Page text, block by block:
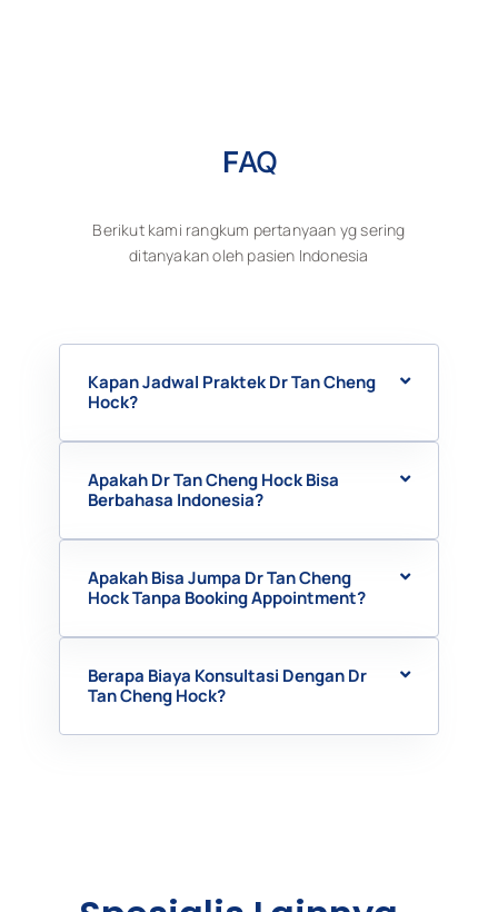
FAQ
Berikut kami rangkum pertanyaan yg sering
ditanyakan oleh pasien Indonesia
Kapan Jadwal Praktek Dr Tan Cheng
Hock?
Apakah Dr Tan Cheng Hock Bisa
Berbahasa Indonesia?
Apakah Bisa Jumpa Dr Tan Cheng
Hock Tanpa Booking Appointment?
Berapa Biaya Konsultasi Dengan Dr
Tan Cheng Hock?